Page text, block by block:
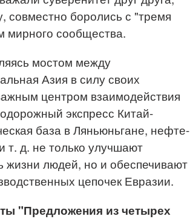
совместно боролись с "тремя
мирного сообщества.
мостом между
Азия в силу своих
центром взаимодействия
экспресс Китай-
база в Ляньюньгане, нефте-
т. д. не только улучшают
жизни людей, но и обеспечивают
цепочек Евразии.
"Предложения из четырех